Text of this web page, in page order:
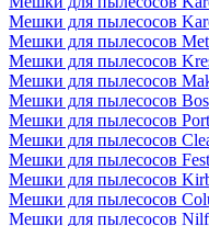
Мешки для пылесосов
Мешки для пылесосов
Мешки для пылесосов
Мешки для пылесосов
Мешки для пылесосов
Мешки для пылесосов
Мешки для пылесосов
Мешки для пылесосов
Мешки для пылесосов
Мешки для пылесосов
Мешки для пылесосов